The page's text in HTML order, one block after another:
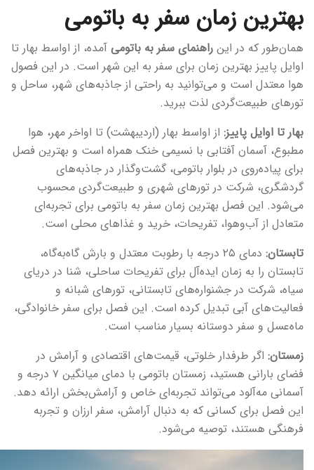
بهترین زمان سفر به باتومی
همان‌طور که در این راهنمای سفر به باتومی آمده، از اواسط بهار تا
اوایل پاییز بهترین زمان برای سفر به این شهر است. در این فصول
هوا معتدل است و می‌توانید به راحتی از جاذبه‌های شهر، ساحل و
تورهای طبیعت‌گردی لذت ببرید.
بهار تا اوایل پاییز: از اواسط بهار (اردیبهشت) تا اواخر مهر، هوا
مطبوع، آسمان آفتابی با نسیمی خنک همراه است و بهترین فصل
برای پیاده‌روی در بلوار باتومی، گشت‌وگذار در جاذبه‌های
گردشگری، شرکت در تورهای شهری و طبیعت‌گردی محسوب
می‌شود. این فصل بهترین زمان سفر به باتومی برای تجربه‌ای
متعادل از آب‌وهوا، تفریحات، خرید و غذاهای محلی است.
تابستان:
دمای ۲۵ درجه با رطوبت معتدل و بارش گاه‌به‌گاه،
تابستان را به زمان ایده‌آل برای تفریحات ساحلی، شنا در دریای
سیاه، شرکت در جشنواره‌های تابستانی، تورهای شبانه و
فعالیت‌های آبی تبدیل کرده است. این فصل برای سفر خانوادگی،
ماه‌عسل و سفر دوستانه بسیار مناسب است.
زمستان: اگر طرفدار خلوتی، قیمت‌های اقتصادی و آرامش در
فضای بارانی هستید، زمستان باتومی با دمای میانگین ۷ درجه و
آسمانی مه‌آلود می‌تواند تجربه‌ای خاص و آرامش‌بخش ارائه دهد.
این فصل برای کسانی که به دنبال آرامش، سفر ارزان و تجربه
فرهنگی هستند، توصیه می‌شود.